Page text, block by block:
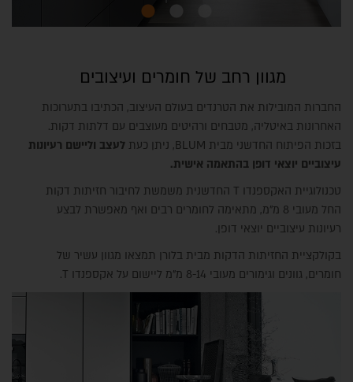
מגוון רחב של חומרים ועיצובים
החברות המובילות את הטרנדים בעולם העיצוב, הכתיבו בתערוכות
האחרונות באיטליה, מטבחים ורהיטים מעוצבים עם דלתות דקות.
בזכות הפיתוח החדשני מבית BLUM, ניתן כעת
לעצב וליישם רעיונות
עיצוביים יוצאי דופן בהתאמה אישית.
טכנולוגיית האקספנדו T החדשנית משמשת לחיבור חזיתות דקות
החל מעובי 8 מ"מ, מתאימה לחומרים רבים ואף מאפשרת לבצע
רעיונות עיצוביים יוצאי דופן.
בקולקציית החזיתות הדקות מבית בלורן תמצאו מגוון עשיר של
חומרים, גוונים וגימורים מעובי 8-14 מ"מ ליישום על אקספנדו T.